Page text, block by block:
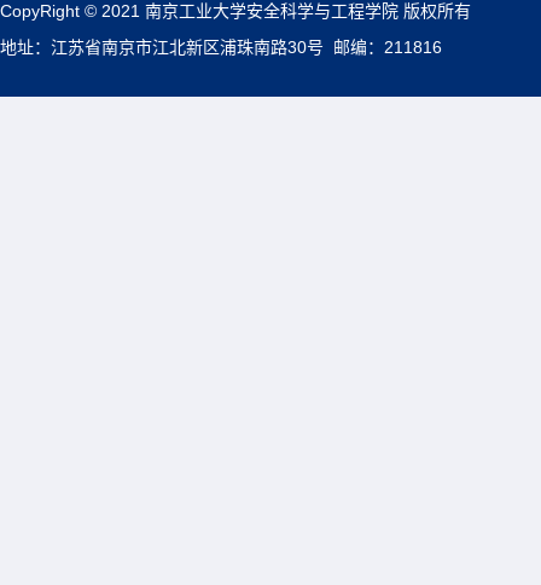
CopyRight © 2021 南京工业大学安全科学与工程学院 版权所有
地址：江苏省南京市江北新区浦珠南路30号 邮编：211816